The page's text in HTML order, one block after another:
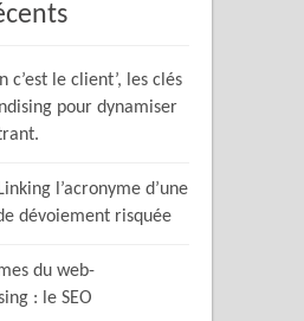
c’est le client’, les clés
pour dynamiser
l’acronyme d’une
dévoiement risquée
du web-
: le SEO